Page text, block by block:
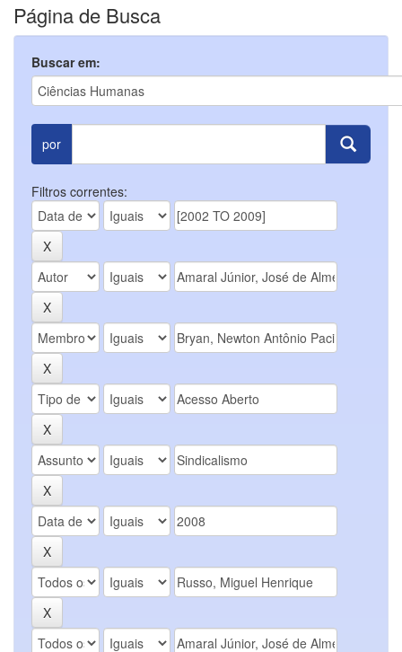
Página de Busca
Buscar em:
por
Filtros correntes: